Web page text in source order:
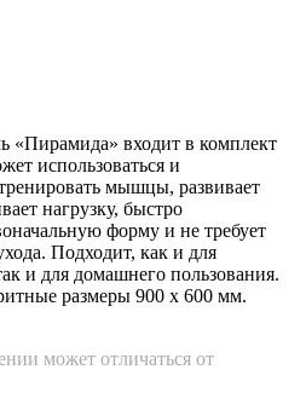
«Пирамида» входит в комплект
использоваться и
мышцы, развивает
нагрузку, быстро
форму и не требует
Подходит, как и для
и для домашнего пользования.
размеры 900 x 600 мм.
может отличаться от